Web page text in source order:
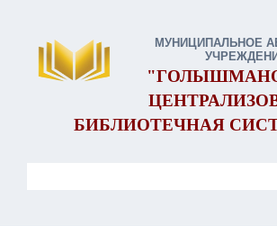
МУНИЦИПАЛЬНОЕ
БИБЛИОТЕЧНАЯ